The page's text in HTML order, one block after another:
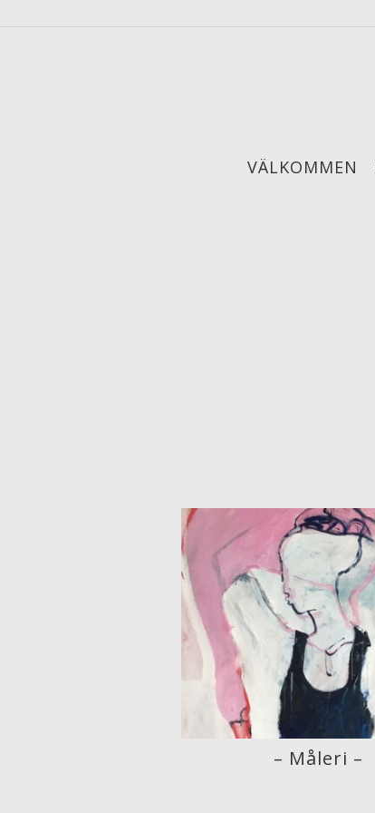
VÄLKOMMEN
– Måleri –